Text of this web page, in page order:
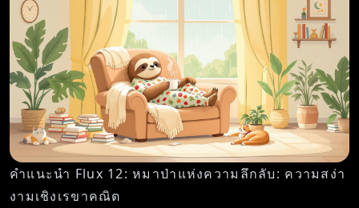
คำแนะนำ Flux 12: หมาป่าแห่งความลึกลับ: ความสง่า
งามเชิงเรขาคณิต